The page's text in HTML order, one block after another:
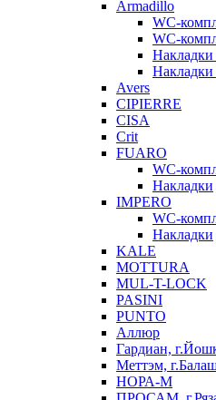
Armadillo
WC-
WC-
Avers
CIPIERRE
CISA
Crit
FUARO
WC-
Накладки
IMPERO
WC-
Накладки
KALE
MOTTURA
MUL-T-LOCK
PASINI
PUNTO
Аллюр
Гардиан,
Меттэм,
НОРА-М